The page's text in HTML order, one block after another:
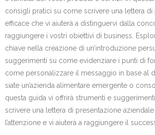
consigli pratici su come scrivere una lettera di
efficace che vi aiuterà a distinguervi dalla
raggiungere i vostri obiettivi di business.
chiave nella creazione di un’introduzione
suggerimenti su come evidenziare i punti di
come personalizzare il messaggio in base al
siate un’azienda alimentare emergente o
questa guida vi offrirà strumenti e
scrivere una lettera di presentazione
l’attenzione e vi aiuterà a raggiungere il